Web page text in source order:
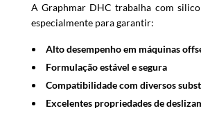
A Graphmar DHC trabalha com
especialmente para garantir:
Alto desempenho em máquinas
Formulação estável e segura
Compatibilidade com diversos
Excelentes propriedades de